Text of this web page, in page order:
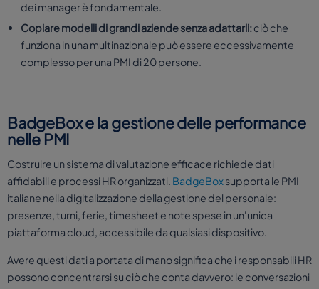
dei manager è fondamentale.
Copiare modelli di grandi aziende senza adattarli:ciò che
funziona in una multinazionale può essere eccessivamente
complesso per una PMI di 20 persone.
BadgeBox e la gestione delle performance
nelle PMI
Costruire un sistema di valutazione efficace richiede dati
affidabili e processi HR organizzati. BadgeBoxsupporta le PMI
italiane nella digitalizzazione della gestione del personale:
presenze, turni, ferie, timesheet e note spese in un'unica
piattaforma cloud, accessibile da qualsiasi dispositivo.
Avere questi dati a portata di mano significa che i responsabili HR
possono concentrarsi su ciò che conta davvero: le conversazioni